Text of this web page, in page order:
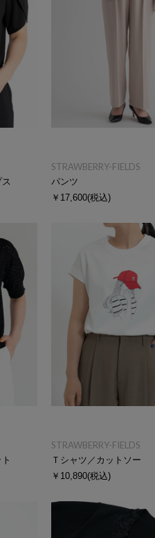
STRAWBERRY-FIELDS
パンツ
￥17,600(税込)
STRAWBERRY-FIELDS
Ｔシャツ／カットソー
￥10,890(税込)